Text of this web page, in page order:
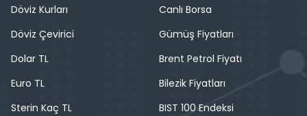
Döviz Kurları
Döviz Çevirici
Dolar TL
Euro TL
Sterin Kaç TL
Canlı Borsa
Gümüş Fiyatları
Brent Petrol Fiyatı
Bilezik Fiyatları
BIST 100 Endeksi